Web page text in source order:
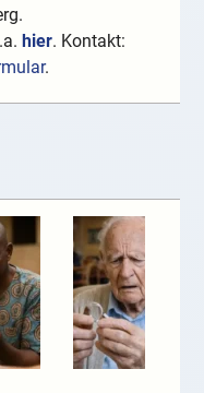
hier. Kontakt:
.